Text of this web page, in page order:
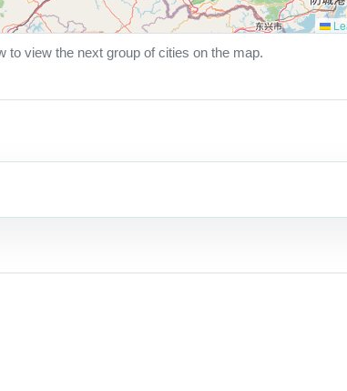
to view the next group of cities on the map.